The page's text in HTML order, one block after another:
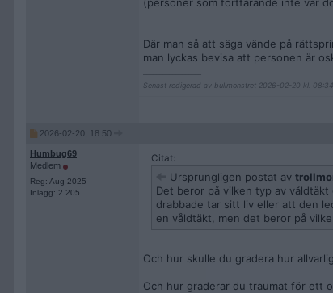
Där man så att säga vände på
man lyckas bevisa att personen är
Senast redigerad av bullmonstret 2026-02-20 kl. 08:34.
2026-02-20, 18:50
Humbug69
Medlem
Reg: Aug 2025
Inlägg: 2 205
Citat:
Ursprungligen postat av
Det beror på vilken typ av
drabbade tar sitt liv eller att den
en våldtäkt, men det beror på
Och hur skulle du gradera hur
Och hur graderar du traumat för ett